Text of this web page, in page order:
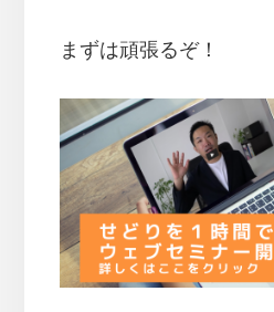
まずは頑張るぞ！